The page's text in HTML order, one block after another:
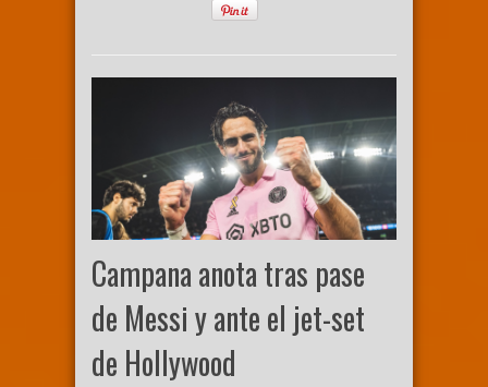
Campana anota tras pase
de Messi y ante el jet-set
de Hollywood